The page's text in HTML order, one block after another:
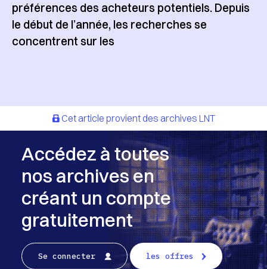
préférences des acheteurs potentiels. Depuis
le début de l’année, les recherches se
concentrent sur les
Cet article provient des archives LNT
Accédez à toutes
nos archives en
créant un compte
gratuitement
Se connecter les offres